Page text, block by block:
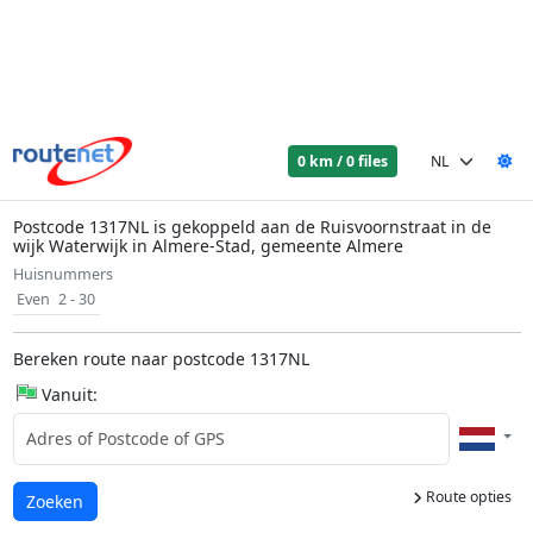
0 km / 0 files
Postcode 1317NL is gekoppeld aan de Ruisvoornstraat in de
wijk Waterwijk in Almere-Stad, gemeente Almere
Huisnummers
Even 2 - 30
Bereken route naar postcode 1317NL
Vanuit:
Route opties
Laden...
Zoeken